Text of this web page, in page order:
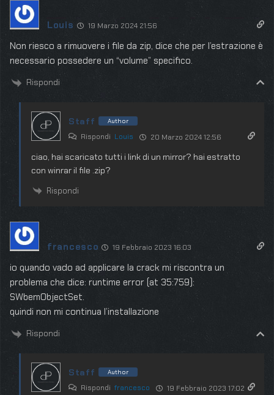
Louis 19 Marzo 2024 21:56
Non riesco a rimuovere i file da zip, dice che per l’estrazione è
necessario possedere un “volume” specifico.
Rispondi
Staff Author
Rispondi Louis 20 Marzo 2024 12:56
ciao, hai scaricato tutti i link di un mirror? hai estratto
con winrar il file .zip?
Rispondi
francesco 19 Febbraio 2023 16:03
io quando vado ad applicare la crack mi riscontra un
problema che dice: runtime error (at 35:759):
SWbemObjectSet.
quindi non mi continua l’installazione
Rispondi
Staff Author
Rispondi francesco 19 Febbraio 2023 17:02